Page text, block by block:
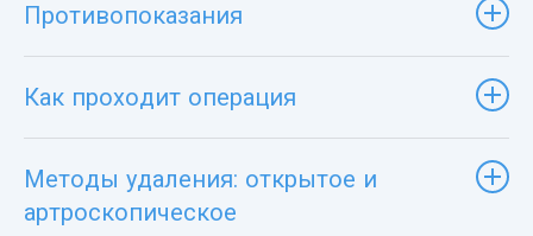
Противопоказания
Как проходит операция
Методы удаления: открытое и
артроскопическое